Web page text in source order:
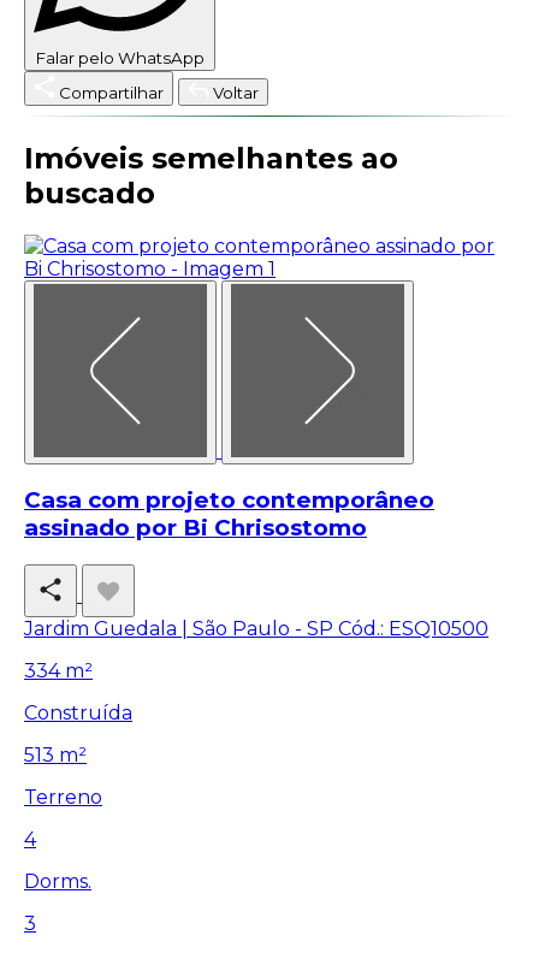
Falar pelo WhatsApp
Compartilhar
Voltar
Imóveis semelhantes ao
buscado
Casa com projeto contemporâneo
assinado por Bi Chrisostomo
Jardim Guedala | São Paulo - SP Cód.: ESQ10500
334 m²
Construída
513 m²
Terreno
4
Dorms.
3